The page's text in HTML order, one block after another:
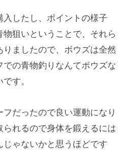
入したし、ポイントの様子
物狙いということで、それら
ましたので、ボウズは全然
の青物釣りなんてボウズな
す。
だったので良い運動になり
られるので身体を鍛えるには
ゃないかと思うほどです